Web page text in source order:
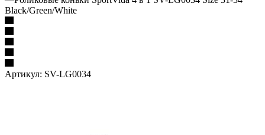
Black/Green/White
Артикул: SV-LG0034